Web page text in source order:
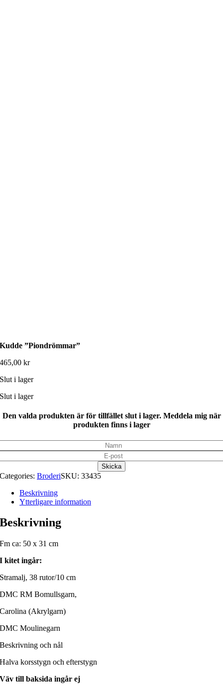
Kudde ”Piondrömmar”
465,00kr
Slut i lager
Slut i lager
Den valda produkten är för tillfället slut i lager. Meddela mig när
produkten finns i lager
Categories:BroderiSKU:33435
Beskrivning
Ytterligare information
Beskrivning
Fm ca: 50 x 31 cm
I kitet ingår:
Stramalj, 38 rutor/10 cm
DMC RM Bomullsgarn,
Carolina (Akrylgarn)
DMC Moulinegarn
Beskrivning och nål
Halva korsstygn och efterstygn
Väv till baksida ingår ej